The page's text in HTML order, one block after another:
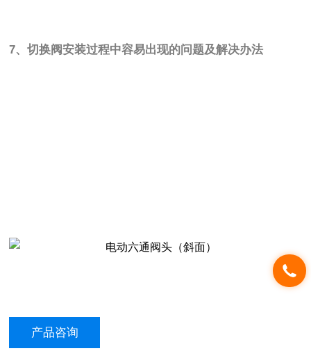
7、切换阀安装过程中容易出现的问题及解决办法
产品咨询